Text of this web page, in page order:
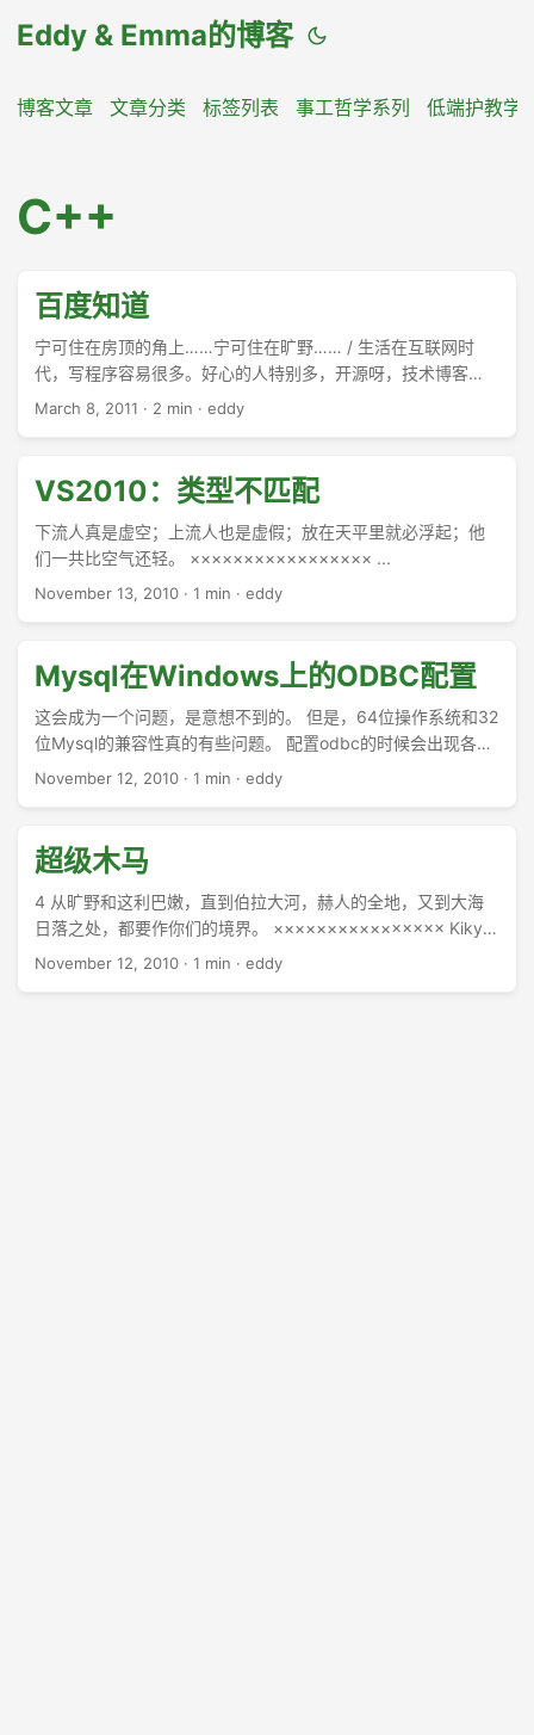
Eddy & Emma的博客
博客文章 文章分类 标签列表 事工哲学系列 低端护教学
C++
百度知道
宁可住在房顶的角上……宁可住在旷野…… / 生活在互联网时
代，写程序容易很多。好心的人特别多，开源呀，技术博客
呀，各种论坛，代码示例，应有尽有。一个问题不知道答案，
March 8, 2011 · 2 min · eddy
VS2010：类型不匹配
下流人真是虚空；上流人也是虚假；放在天平里就必浮起；他
们一共比空气还轻。 ××××××××××××××××× ...
November 13, 2010 · 1 min · eddy
Mysql在Windows上的ODBC配置
这会成为一个问题，是意想不到的。 但是，64位操作系统和32
位Mysql的兼容性真的有些问题。 配置odbc的时候会出现各种
奇怪的问题，有时候配置了，但是无法修改。有时候一切正
November 12, 2010 · 1 min · eddy
超级木马
4 从旷野和这利巴嫩，直到伯拉大河，赫人的全地，又到大海
日落之处，都要作你们的境界。 ×××××××××××××××× Kiky发
现一个超级木马，据说鼠标指到哪里，木马就删除哪里的文
November 12, 2010 · 1 min · eddy